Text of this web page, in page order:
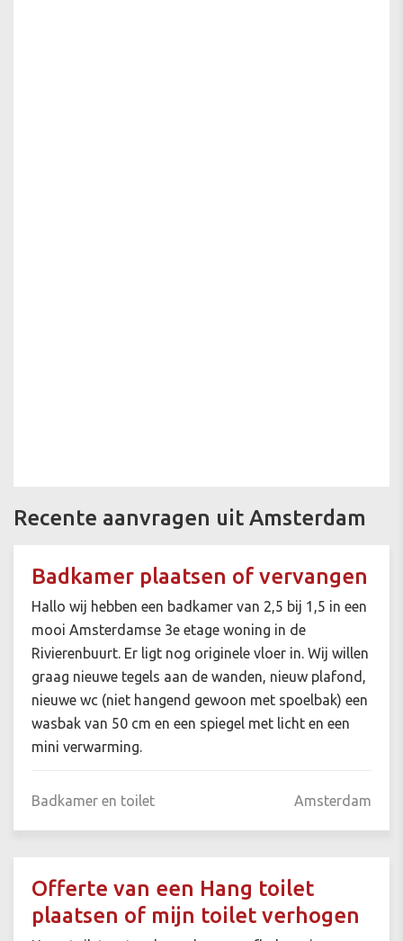
Recente aanvragen uit Amsterdam
Badkamer plaatsen of vervangen
Hallo wij hebben een badkamer van 2,5 bij 1,5 in een
mooi Amsterdamse 3e etage woning in de
Rivierenbuurt. Er ligt nog originele vloer in. Wij willen
graag nieuwe tegels aan de wanden, nieuw plafond,
nieuwe wc (niet hangend gewoon met spoelbak) een
wasbak van 50 cm en een spiegel met licht en een
mini verwarming.
Badkamer en toilet Amsterdam
Offerte van een Hang toilet
plaatsen of mijn toilet verhogen